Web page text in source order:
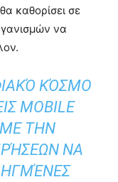
καθορίσει σε
να
ΚΌΣΜΟ
MOBILE
ΤΗΝ
ΝΑ